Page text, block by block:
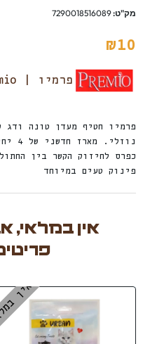
מק"ט:7290018516089
₪10
פרמיו | Premio
פרמיו חטיף מעדן טונה ודג
כפרס לחיזוק הקשר בין
פינוק טעים במיוחד
אין במלאי,
אין